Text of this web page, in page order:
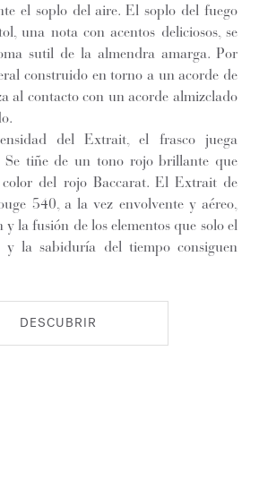
el soplo del aire. El soplo del fuego
una nota con acentos deliciosos, se
sutil de la almendra amarga. Por
construido en torno a un acorde de
al contacto con un acorde almizclado
del Extrait, el frasco juega
tiñe de un tono rojo brillante que
del rojo Baccarat. El Extrait de
540, a la vez envolvente y aéreo,
la fusión de los elementos que solo el
la sabiduría del tiempo consiguen
DESCUBRIR